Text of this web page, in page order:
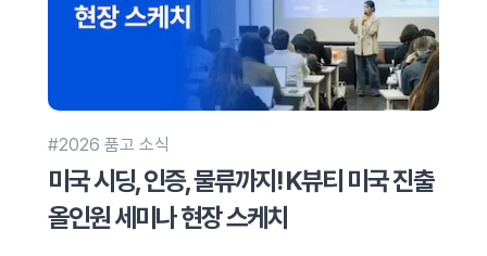
#2026 품고 소식
미국 시딩, 인증, 물류까지! K뷰티 미국 진출
올인원 세미나 현장 스케치